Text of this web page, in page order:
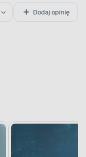
Dodaj opinię